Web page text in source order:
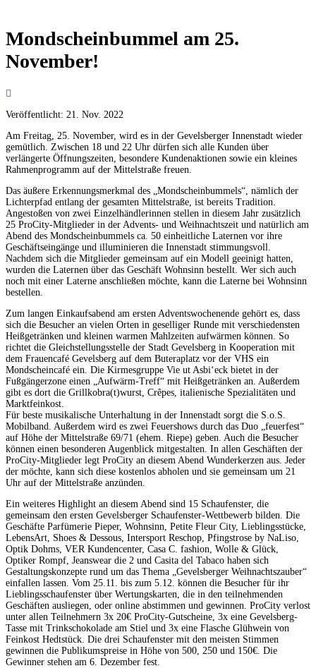
Mondscheinbummel am 25.
November!
Veröffentlicht: 21. Nov. 2022
Am Freitag, 25. November, wird es in der Gevelsberger Innenstadt wieder
gemütlich. Zwischen 18 und 22 Uhr dürfen sich alle Kunden über
verlängerte Öffnungszeiten, besondere Kundenaktionen sowie ein kleines
Rahmenprogramm auf der Mittelstraße freuen.
Das äußere Erkennungsmerkmal des „Mondscheinbummels“, nämlich der
Lichterpfad entlang der gesamten Mittelstraße, ist bereits Tradition.
Angestoßen von zwei Einzelhändlerinnen stellen in diesem Jahr zusätzlich
25 ProCity-Mitglieder in der Advents- und Weihnachtszeit und natürlich am
Abend des Mondscheinbummels ca. 50 einheitliche Laternen vor ihre
Geschäftseingänge und illuminieren die Innenstadt stimmungsvoll.
Nachdem sich die Mitglieder gemeinsam auf ein Modell geeinigt hatten,
wurden die Laternen über das Geschäft Wohnsinn bestellt. Wer sich auch
noch mit einer Laterne anschließen möchte, kann die Laterne bei Wohnsinn
bestellen.
Zum langen Einkaufsabend am ersten Adventswochenende gehört es, dass
sich die Besucher an vielen Orten in geselliger Runde mit verschiedensten
Heißgetränken und kleinen warmen Mahlzeiten aufwärmen können. So
richtet die Gleichstellungsstelle der Stadt Gevelsberg in Kooperation mit
dem Frauencafé Gevelsberg auf dem Buteraplatz vor der VHS ein
Mondscheincafé ein. Die Kirmesgruppe Vie ut Asbi‘eck bietet in der
Fußgängerzone einen „Aufwärm-Treff“ mit Heißgetränken an. Außerdem
gibt es dort die Grillkobra(t)wurst, Crêpes, italienische Spezialitäten und
Marktfeinkost.
Für beste musikalische Unterhaltung in der Innenstadt sorgt die S.o.S.
Mobilband. Außerdem wird es zwei Feuershows durch das Duo „feuerfest“
auf Höhe der Mittelstraße 69/71 (ehem. Riepe) geben. Auch die Besucher
können einen besonderen Augenblick mitgestalten. In allen Geschäften der
ProCity-Mitglieder legt ProCity an diesem Abend Wunderkerzen aus. Jeder
der möchte, kann sich diese kostenlos abholen und sie gemeinsam um 21
Uhr auf der Mittelstraße anzünden.
Ein weiteres Highlight an diesem Abend sind 15 Schaufenster, die
gemeinsam den ersten Gevelsberger Schaufenster-Wettbewerb bilden. Die
Geschäfte Parfümerie Pieper, Wohnsinn, Petite Fleur City, Lieblingsstücke,
LebensArt, Shoes & Dessous, Intersport Reschop, Pfingstrose by NaLiso,
Optik Dohms, VER Kundencenter, Casa C. fashion, Wolle & Glück,
Optiker Rompf, Jeanswear die 2 und Casita del Tabaco haben sich
Gestaltungskonzepte rund um das Thema „Gevelsberger Weihnachtszauber“
einfallen lassen. Vom 25.11. bis zum 5.12. können die Besucher für ihr
Lieblingsschaufenster über Wertungskarten, die in den teilnehmenden
Geschäften ausliegen, oder online abstimmen und gewinnen. ProCity verlost
unter allen Teilnehmern 3x 20€ ProCity-Gutscheine, 3x eine Gevelsberg-
Tasse mit Trinkschokolade am Stiel und 3x eine Flasche Glühwein von
Feinkost Hedtstück. Die drei Schaufenster mit den meisten Stimmen
gewinnen die Publikumspreise in Höhe von 500, 250 und 150€. Die
Gewinner stehen am 6. Dezember fest.